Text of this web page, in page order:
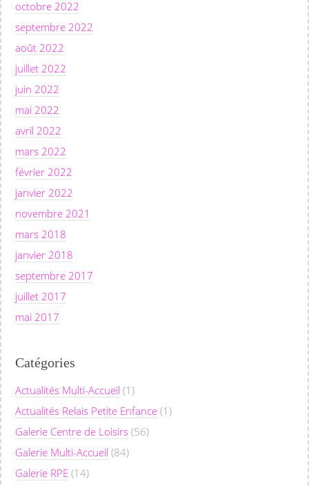
octobre 2022
septembre 2022
août 2022
juillet 2022
juin 2022
mai 2022
avril 2022
mars 2022
février 2022
janvier 2022
novembre 2021
mars 2018
janvier 2018
septembre 2017
juillet 2017
mai 2017
Catégories
Actualités Multi-Accueil (1)
Actualités Relais Petite Enfance (1)
Galerie Centre de Loisirs (56)
Galerie Multi-Accueil (84)
Galerie RPE (14)